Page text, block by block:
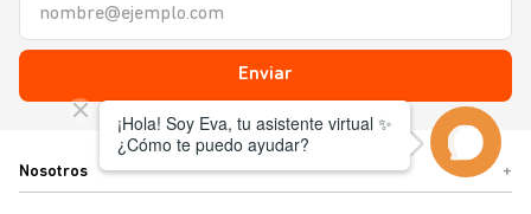
Enviar
Nosotros +